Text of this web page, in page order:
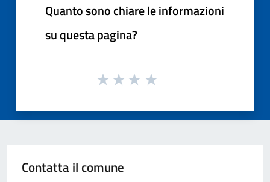
Quanto sono chiare le informazioni
su questa pagina?
Contatta il comune